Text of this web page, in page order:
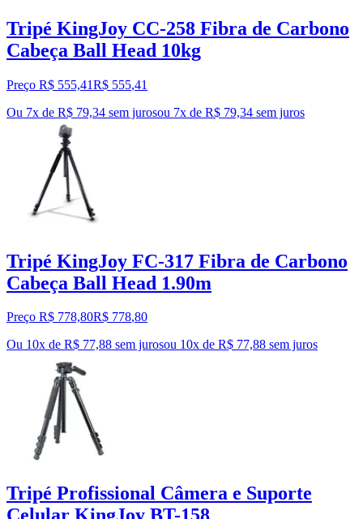
Tripé KingJoy CC-258 Fibra de Carbono
Cabeça Ball Head 10kg
Preço R$ 555,41R$ 555,41
Ou 7x de R$ 79,34 sem jurosou 7x de R$ 79,34 sem juros
Tripé KingJoy FC-317 Fibra de Carbono
Cabeça Ball Head 1.90m
Preço R$ 778,80R$ 778,80
Ou 10x de R$ 77,88 sem jurosou 10x de R$ 77,88 sem juros
Tripé Profissional Câmera e Suporte